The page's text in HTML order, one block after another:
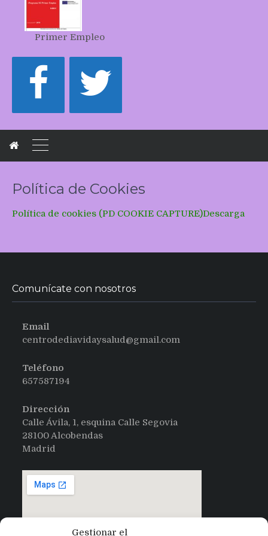
Gestionar el
Primer Empleo
Política de Cookies
Política de cookies (PD COOKIE CAPTURE)Descarga
Comunícate con nosotros
Email
centrodediavidaysalud@gmail.com
Teléfono
657587194
Dirección
Calle Ávila, 1, esquina Calle Segovia
28100 Alcobendas
Madrid